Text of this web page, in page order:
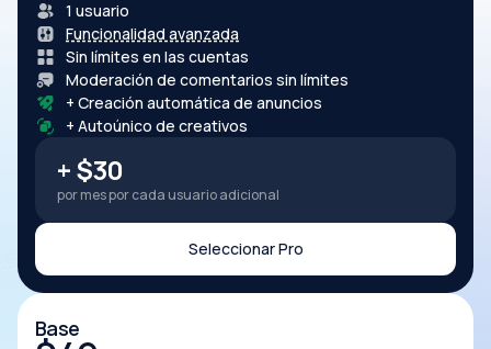
1 usuario
Funcionalidad avanzada
Sin límites en las cuentas
Moderación de comentarios sin límites
+ Creación automática de anuncios
+ Autoúnico de creativos
+ $30
por mes por cada usuario adicional
Seleccionar Pro
Base